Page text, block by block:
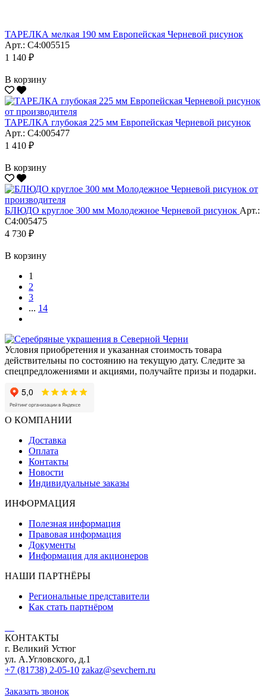
ТАРЕЛКА мелкая 190 мм Европейская Черневой рисунок
Арт.: С4:005515
1 140 ₽
В корзину
ТАРЕЛКА глубокая 225 мм Европейская Черневой рисунок
Арт.: С4:005477
1 410 ₽
В корзину
БЛЮДО круглое 300 мм Молодежное Черневой рисунок Арт.:
С4:005475
4 730 ₽
В корзину
1
2
3
... 14
Условия приобретения и указанная стоимость товара
действительны по состоянию на текущую дату. Следите за
спецпредложениями и акциями, получайте призы и подарки.
О КОМПАНИИ
Доставка
Оплата
Контакты
Новости
Индивидуальные заказы
ИНФОРМАЦИЯ
Полезная информация
Правовая информация
Документы
Информация для акционеров
НАШИ ПАРТНЁРЫ
Региональные представители
Как стать партнёром
КОНТАКТЫ
г. Великий Устюг
ул. А.Угловского, д.1
+7 (81738) 2-05-10 zakaz@sevchern.ru
Заказать звонок